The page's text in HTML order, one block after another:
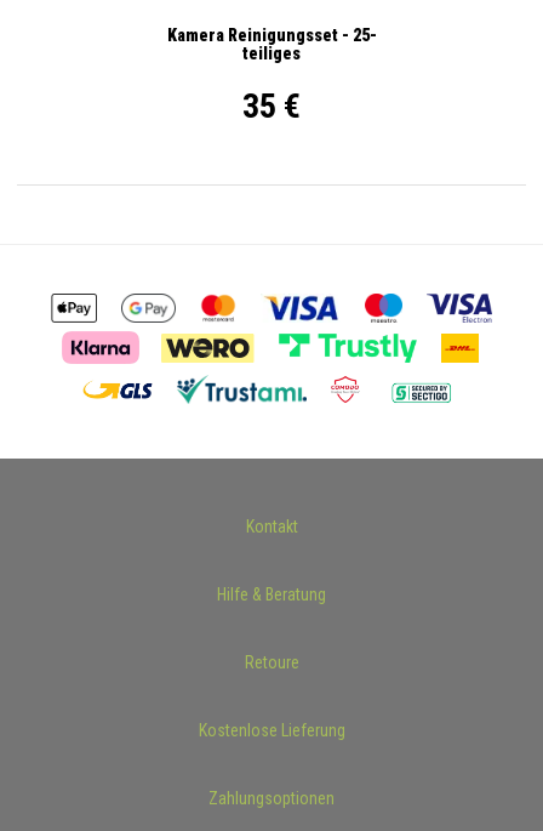
Kamera Reinigungsset - 25-
teiliges
35 €
Kontakt
Hilfe & Beratung
Retoure
Kostenlose Lieferung
Zahlungsoptionen